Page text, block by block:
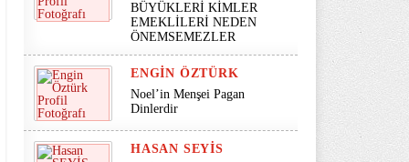
BÜYÜKLERİ KİMLER
EMEKLİLERİ NEDEN
ÖNEMSEMEZLER
ENGIN ÖZTÜRK
Noel’in Menşei Pagan
Dinlerdir
HASAN SEYİS